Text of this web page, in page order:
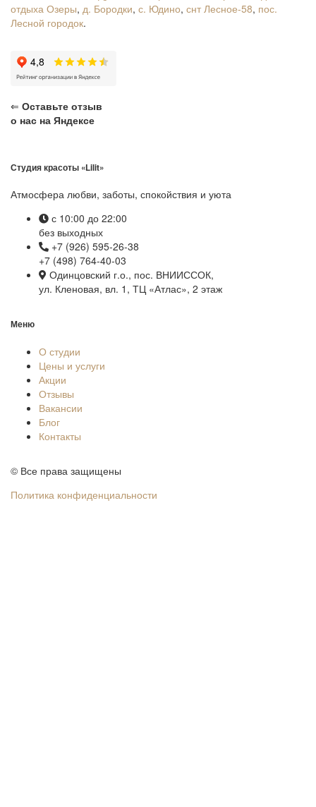
отдыха Озеры, д. Бородки, с. Юдино, снт Лесное-58, пос.
Лесной городок.
⇐ Оставьте отзыв
о нас на Яндексе
Студия красоты «Lilit»
Атмосфера любви, заботы, спокойствия и уюта
с 10:00 до 22:00
без выходных
+7 (926) 595-26-38
+7 (498) 764-40-03
Одинцовский г.о., пос. ВНИИССОК,
ул. Кленовая, вл. 1, ТЦ «Атлас», 2 этаж
Меню
О студии
Цены и услуги
Акции
Отзывы
Вакансии
Блог
Контакты
© Все права защищены
Политика конфиденциальности